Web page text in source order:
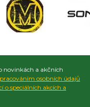
novinkách a akčních
osobních údajů
o speciálních akcích a